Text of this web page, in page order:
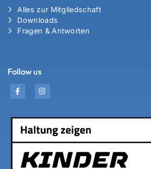
Alles zur Mitgliedschaft
Downloads
Fragen & Antworten
Follow us